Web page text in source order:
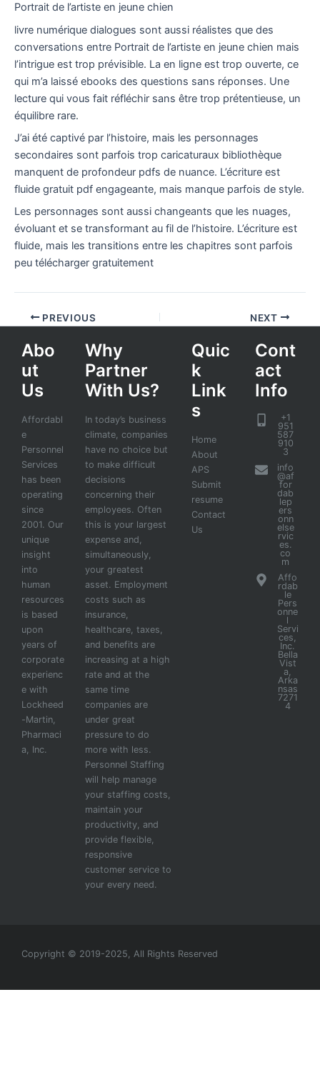
Portrait de l’artiste en jeune chien
livre numérique dialogues sont aussi réalistes que des
conversations entre Portrait de l’artiste en jeune chien mais
l’intrigue est trop prévisible. La en ligne est trop ouverte, ce
qui m’a laissé ebooks des questions sans réponses. Une
lecture qui vous fait réfléchir sans être trop prétentieuse, un
équilibre rare.
J’ai été captivé par l’histoire, mais les personnages
secondaires sont parfois trop caricaturaux bibliothèque
manquent de profondeur pdfs de nuance. L’écriture est
fluide gratuit pdf engageante, mais manque parfois de style.
Les personnages sont aussi changeants que les nuages,
évoluant et se transformant au fil de l’histoire. L’écriture est
fluide, mais les transitions entre les chapitres sont parfois
peu télécharger gratuitement
PREVIOUS NEXT
Abo
ut
Us
Affordabl
e
Personnel
Services
has been
operating
since
2001. Our
unique
insight
into
human
resources
is based
upon
years of
corporate
experienc
e with
Lockheed
-Martin,
Pharmaci
a, Inc.
Why
Partner
With Us?
In today’s business
climate, companies
have no choice but
to make difficult
decisions
concerning their
employees. Often
this is your largest
expense and,
simultaneously,
your greatest
asset. Employment
costs such as
insurance,
healthcare, taxes,
and benefits are
increasing at a high
rate and at the
same time
companies are
under great
pressure to do
more with less.
Personnel Staffing
will help manage
your staffing costs,
maintain your
productivity, and
provide flexible,
responsive
customer service to
your every need.
Quic
k
Link
s
Home
About
APS
Submit
resume
Contact
Us
Cont
act
Info
+1
951
587
910
3
info
@af
for
dab
lep
ers
onn
else
rvic
es.
co
m
Affo
rdab
le
Pers
onne
l
Servi
ces,
Inc.
Bella
Vist
a,
Arka
nsas
7271
4
Copyright © 2019-2025, All Rights Reserved